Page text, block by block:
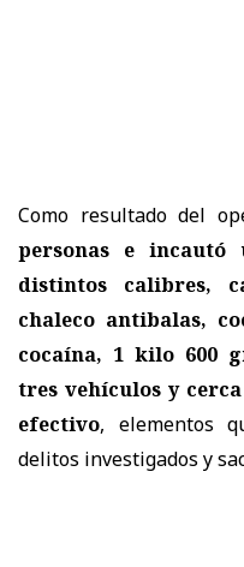
Como resultado del
personas e incautó
distintos calibres,
chaleco antibalas,
cocaína, 1 kilo 600
tres vehículos y
efectivo, elementos
delitos investigados y